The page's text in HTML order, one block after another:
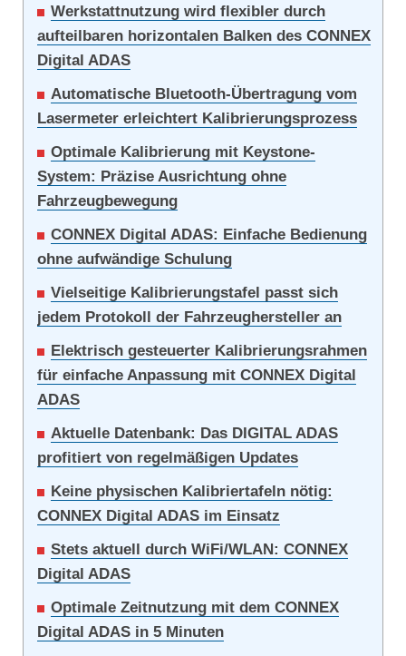
Werkstattnutzung wird flexibler durch
aufteilbaren horizontalen Balken des CONNEX
Digital ADAS
Automatische Bluetooth-Übertragung vom
Lasermeter erleichtert Kalibrierungsprozess
Optimale Kalibrierung mit Keystone-
System: Präzise Ausrichtung ohne
Fahrzeugbewegung
CONNEX Digital ADAS: Einfache Bedienung
ohne aufwändige Schulung
Vielseitige Kalibrierungstafel passt sich
jedem Protokoll der Fahrzeughersteller an
Elektrisch gesteuerter Kalibrierungsrahmen
für einfache Anpassung mit CONNEX Digital
ADAS
Aktuelle Datenbank: Das DIGITAL ADAS
profitiert von regelmäßigen Updates
Keine physischen Kalibriertafeln nötig:
CONNEX Digital ADAS im Einsatz
Stets aktuell durch WiFi/WLAN: CONNEX
Digital ADAS
Optimale Zeitnutzung mit dem CONNEX
Digital ADAS in 5 Minuten